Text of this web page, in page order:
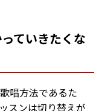
ていきたくな
唱方法であるた
スンは切り替えが